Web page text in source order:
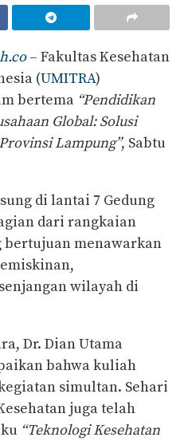
– Fakultas Kesehatan
(UMITRA)
bertema “Pendidikan
Global: Solusi
Lampung”, Sabtu
di lantai 7 Gedung
dari rangkaian
bertujuan menawarkan
wilayah di
Dr. Dian Utama
bahwa kuliah
simultan. Sehari
juga telah
“Teknologi Kesehatan